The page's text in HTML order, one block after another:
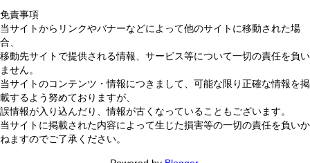
免責事項
当サイトからリンクやバナーなどによって他のサイトに移動された場
合、
移動先サイトで提供される情報、サービス等について一切の責任を負い
ません。
当サイトのコンテンツ・情報につきまして、可能な限り正確な情報を掲
載するよう努めておりますが、
誤情報が入り込んだり、情報が古くなっていることもございます。
当サイトに掲載された内容によって生じた損害等の一切の責任を負いか
ねますのでご了承ください。